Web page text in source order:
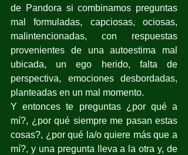
de Pandora si combinamos preguntas
mal formuladas, capciosas, ociosas,
malintencionadas, con respuestas
provenientes de una autoestima mal
ubicada, un ego herido, falta de
perspectiva, emociones desbordadas,
planteadas en un mal momento.
Y entonces te preguntas ¿por qué a
mí?, ¿por qué siempre me pasan estas
cosas?, ¿por qué la/o quiere más que a
mí?, y una pregunta lleva a la otra y, de